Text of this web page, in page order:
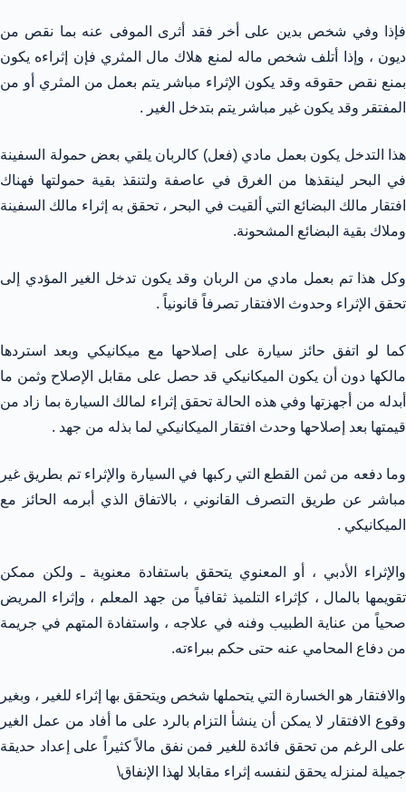
فإذا وفي شخص بدين على أخر فقد أثرى الموفى عنه بما نقص من
ديون ، وإذا أتلف شخص ماله لمنع هلاك مال المثري فإن إثراءه يكون
بمنع نقص حقوقه وقد يكون الإثراء مباشر يتم بعمل من المثري أو من
المفتقر وقد يكون غير مباشر يتم بتدخل الغير .
هذا التدخل يكون بعمل مادي (فعل) كالربان يلقي بعض حمولة السفينة
في البحر لينقذها من الغرق في عاصفة ولتنقذ بقية حمولتها فهناك
افتقار مالك البضائع التي ألقيت في البحر ، تحقق به إثراء مالك السفينة
وملاك بقية البضائع المشحونة.
وكل هذا تم بعمل مادي من الربان وقد يكون تدخل الغير المؤدي إلى
تحقق الإثراء وحدوث الافتقار تصرفاً قانونياً .
كما لو اتفق حائز سيارة على إصلاحها مع ميكانيكي وبعد استردها
مالكها دون أن يكون الميكانيكي قد حصل على مقابل الإصلاح وثمن ما
أبدله من أجهزتها وفي هذه الحالة تحقق إثراء لمالك السيارة بما زاد من
قيمتها بعد إصلاحها وحدث افتقار الميكانيكي لما بذله من جهد .
وما دفعه من ثمن القطع التي ركبها في السيارة والإثراء تم بطريق غير
مباشر عن طريق التصرف القانوني ، بالاتفاق الذي أبرمه الحائز مع
الميكانيكي .
والإثراء الأدبي ، أو المعنوي يتحقق باستفادة معنوية ـ ولكن ممكن
تقويمها بالمال ، كإثراء التلميذ ثقافياً من جهد المعلم ، وإثراء المريض
صحياً من عناية الطبيب وفنه في علاجه ، واستفادة المتهم في جريمة
من دفاع المحامي عنه حتى حكم ببراءته.
والافتقار هو الخسارة التي يتحملها شخص ويتحقق بها إثراء للغير ، وبغير
وقوع الافتقار لا يمكن أن ينشأ التزام بالرد على ما أفاد من عمل الغير
على الرغم من تحقق فائدة للغير فمن نفق مالاً كثيراً على إعداد حديقة
جميلة لمنزله يحقق لنفسه إثراء مقابلا لهذا الإنفاق\